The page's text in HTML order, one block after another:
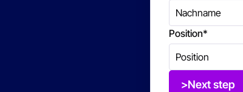
Position*
>Next step